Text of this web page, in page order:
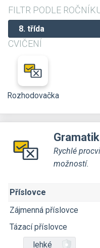
FILTR PODLE
CVIČENÍ
Rozhodovačka
Rychlé
možností.
Příslovce
Zájmenná příslovce
Tázací příslovce
lehké